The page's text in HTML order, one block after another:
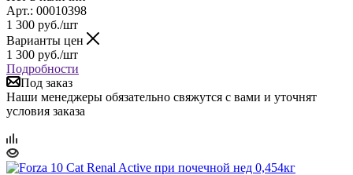
Арт.: 00010398
1 300 руб./шт
Варианты цен
1 300 руб./шт
Подробности
Под заказ
Наши менеджеры обязательно свяжутся с вами и уточнят
условия заказа